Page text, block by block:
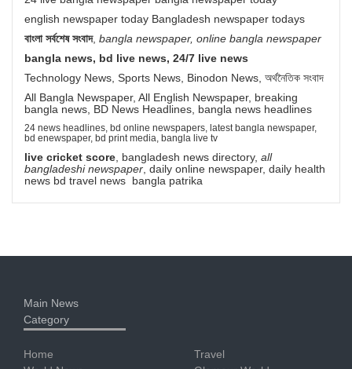
english newspaper today Bangladesh newspaper todays
বাংলা সর্বশেষ সংবাদ, bangla newspaper, online bangla newspaper
bangla news, bd live news, 24/7 live news
Technology News, Sports News, Binodon News, অর্থনৈতিক সংবাদ
All Bangla Newspaper, All English Newspaper, breaking
bangla news, BD News Headlines, bangla news headlines
24 news headlines, bd online newspapers, latest bangla newspaper,
bd enewspaper, bd print media, bangla live tv
live cricket score , bangladesh news directory, all
bangladeshi newspaper , daily online newspaper, daily health
news bd travel news bangla patrika
Main News
Category
Home
Travel